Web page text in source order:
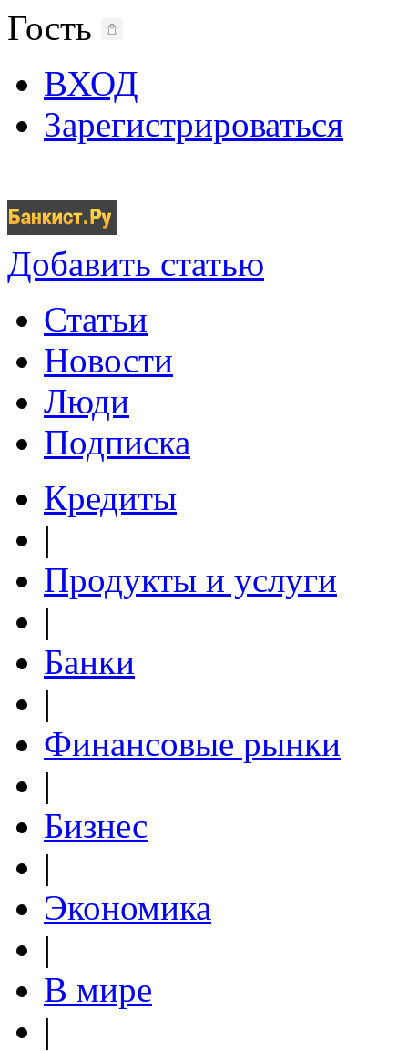
Гость
ВХОД
Зарегистрироваться
Добавить статью
Статьи
Новости
Люди
Подписка
Кредиты
|
Продукты и услуги
|
Банки
|
Финансовые рынки
|
Бизнес
|
Экономика
|
В мире
|